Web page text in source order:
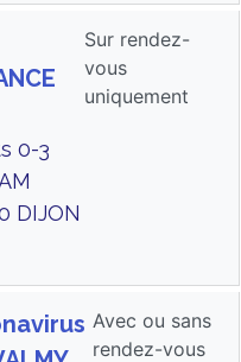
0-3
DIJON
Sur rendez-
vous
uniquement
Avec ou sans
rendez-vous